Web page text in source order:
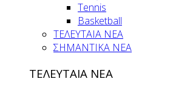
Tennis
Basketball
ΤΕΛΕΥΤΑΙΑ ΝΕΑ
ΣΗΜΑΝΤΙΚΑ ΝΕΑ
ΤΕΛΕΥΤΑΙΑ ΝΕΑ